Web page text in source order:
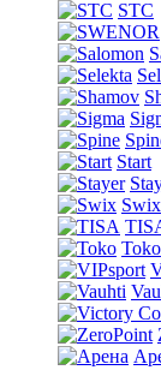
STC
Start
Swix
Toko